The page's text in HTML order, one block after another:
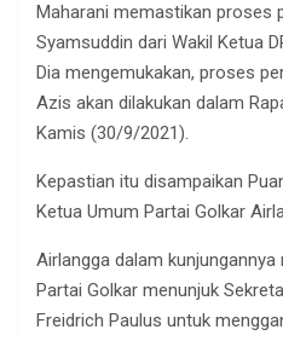
Maharani memastikan proses
Syamsuddin dari Wakil Ketua
Dia mengemukakan, proses
Azis akan dilakukan dalam
Kamis (30/9/2021).
Kepastian itu disampaikan
Ketua Umum Partai Golkar
Airlangga dalam
Partai Golkar menunjuk
Freidrich Paulus untuk